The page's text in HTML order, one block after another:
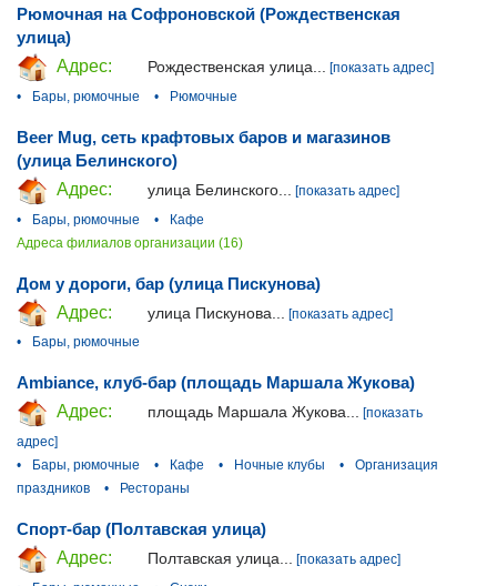
Рюмочная на Софроновской (Рождественская
улица)
Адрес:
Рождественская улица...
[показать адрес]
•
Бары, рюмочные • Рюмочные
Beer Mug, сеть крафтовых баров и магазинов
(улица Белинского)
Адрес:
улица Белинского...
[показать адрес]
•
Бары, рюмочные •
Кафе
Адреса филиалов организации (16)
Дом у дороги, бар (улица Пискунова)
Адрес:
улица Пискунова...
[показать адрес]
•
Бары, рюмочные
Ambiance, клуб-бар (площадь Маршала Жукова)
Адрес:
площадь Маршала Жукова... [показать
адрес]
•
Бары, рюмочные • Кафе • Ночные клубы •
Организация
праздников
• Рестораны
Спорт-бар (Полтавская улица)
Адрес:
Полтавская улица...
[показать адрес]